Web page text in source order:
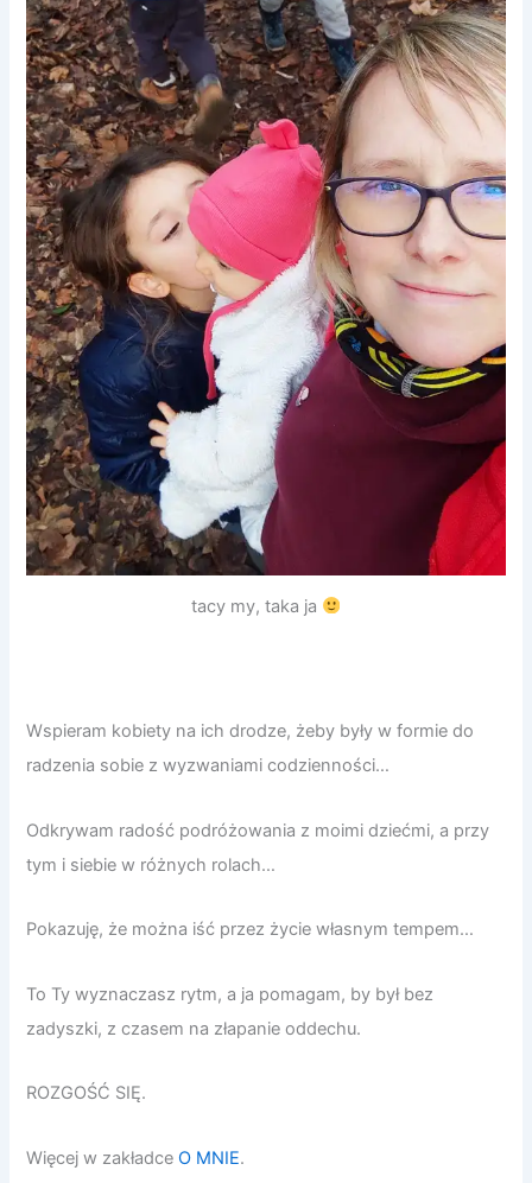
tacy my, taka ja
Wspieram kobiety na ich drodze, żeby były w formie do
radzenia sobie z wyzwaniami codzienności…
Odkrywam radość podróżowania z moimi dziećmi, a przy
tym i siebie w różnych rolach…
Pokazuję, że można iść przez życie własnym tempem…
To Ty wyznaczasz rytm, a ja pomagam, by był bez
zadyszki, z czasem na złapanie oddechu.
ROZGOŚĆ SIĘ.
Więcej w zakładceO MNIE.